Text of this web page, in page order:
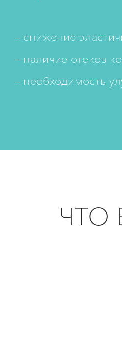
снижение
наличие отеков
необходимость
ЧТО